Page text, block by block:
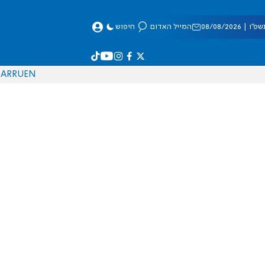
08/2026 המייל האדום חיפוש
EN
RU
AR